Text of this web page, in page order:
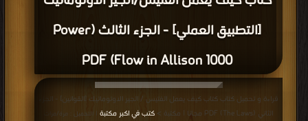
[التطبيق العملي] - الجزء الثالث (Power
Flow in Allison 1000) PDF
قراءة و تحميل كتاب كتاب كيف يعمل الفتيس / الجير الاوتوماتيك [القوانين] - الجزء
الثاني (The Laws) PDF مجانا | مكتبة >
كتب في اكبر مكتبة | التحميل : مرة/مرات